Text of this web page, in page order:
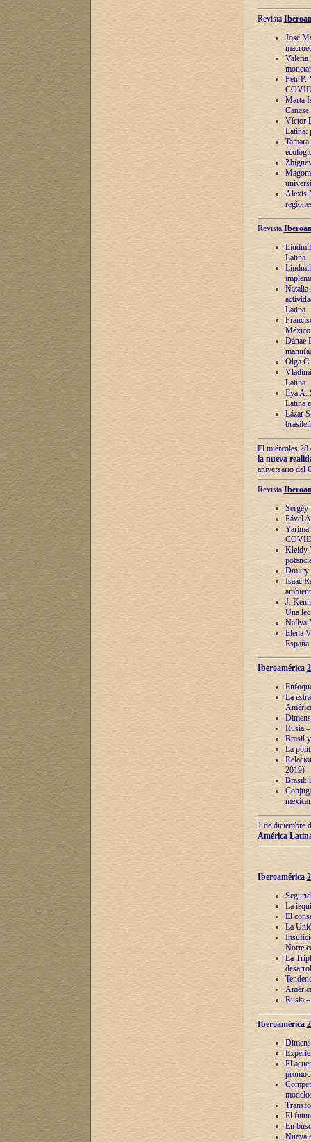
Revista
José
Valeria
Petr P.
Marta
Víctor
Latina:
Alexis
Revista
Latina
Natalia
Latina
México
Dánae
Olga
Latina
Ilya A.
Latina
Lázar
El miércoles 28
la nueva
aniversario del
Revista
Sergéy
Pável
Yarima
Kleidy
Dmitry
Isaac
J.
Una
Naílya
Elena
España
Iberoamérica
La
Rusia
Brasil
La
2019)
Brasil:
1 de diciembre
América
Iberoamérica
La
El
La
Norte
La
Rusia
Iberoamérica
El
El
En
Nueva